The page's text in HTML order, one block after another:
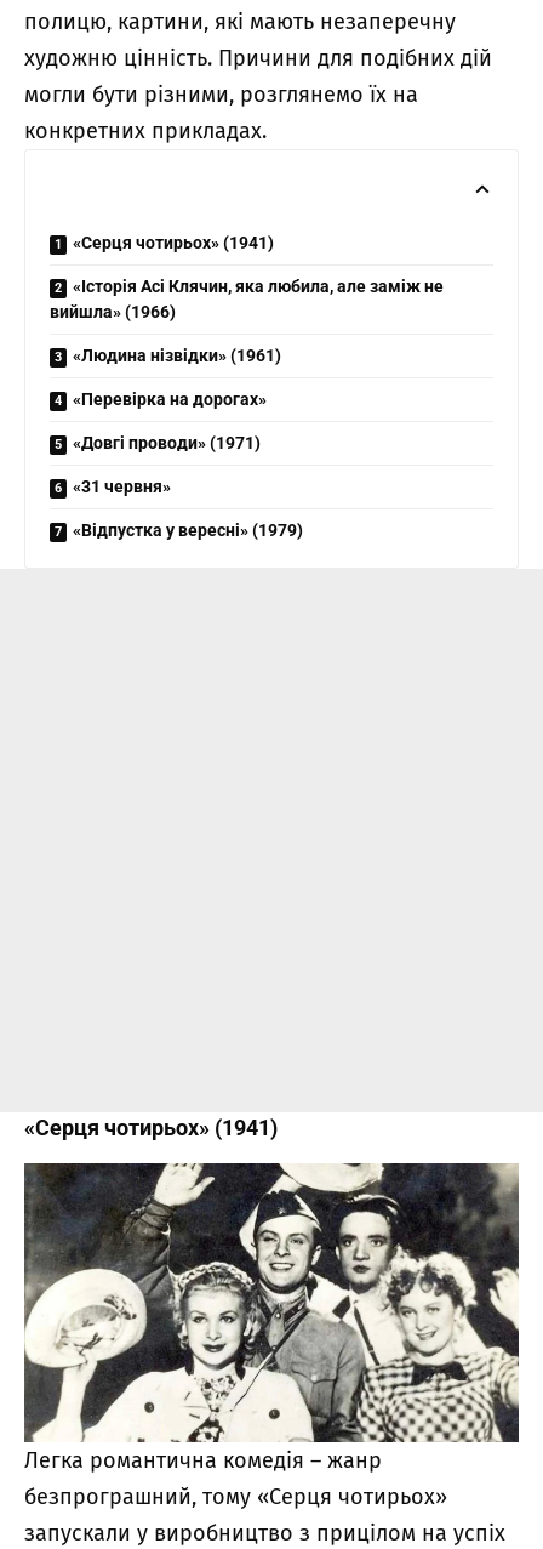
полицю, картини, які мають незаперечну
художню цінність. Причини для подібних дій
могли бути різними, розглянемо їх на
конкретних прикладах.
«Серця чотирьох» (1941)
«Історія Асі Клячин, яка любила, але заміж не
вийшла» (1966)
«Людина нізвідки» (1961)
«Перевірка на дорогах»
«Довгі проводи» (1971)
«31 червня»
«Відпустка у вересні» (1979)
«Серця чотирьох» (1941)
Легка романтична комедія – жанр
безпрограшний, тому «Серця чотирьох»
запускали у виробництво з прицілом на успіх